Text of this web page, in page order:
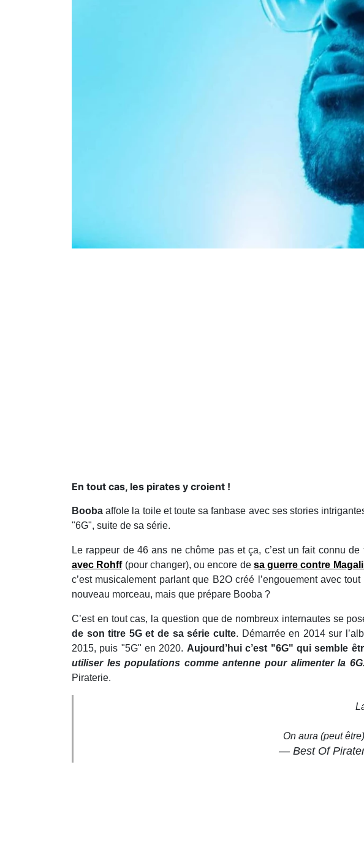
En tout cas, les pirates y croient !
Booba affole la toile et toute sa fanbase avec ses stories
"6G", suite de sa série.
Le rappeur de 46 ans ne chôme pas et ça, c’est un fait connu
avec Rohff(pour changer), ou encore de sa guerre contre
c’est musicalement parlant que B2O créé l’engouement avec
nouveau morceau, mais que prépare Booba ?
C’est en tout cas, la question que de nombreux internautes se
de son titre 5G et de sa série culte. Démarrée en 2014 sur
2015, puis "5G" en 2020. Aujourd’hui c’est "6G" qui semble
utiliser les populations comme antenne pour alimenter la
Piraterie.
On aura (peut
— Best Of